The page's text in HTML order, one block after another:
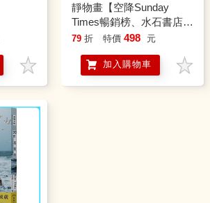
靜物畫【空降Sunday
Times暢銷榜、水石書店暢
銷小說Top.1】
79 折 特價 498 元
加入購物車